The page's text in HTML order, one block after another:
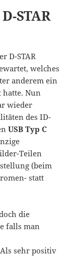
STAR
D-STAR
welches
anderem ein
hatte. Nun
wieder
des ID-
USB Typ C
Teilen
(beim
statt
die
falls man
sehr positiv